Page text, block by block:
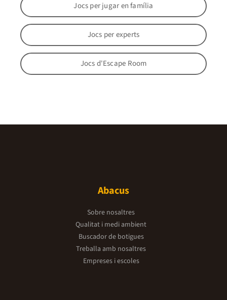
Jocs per jugar en família
Jocs per experts
Jocs d'Escape Room
Abacus
Sobre nosaltres
Qualitat i medi ambient
Buscador de botigues
Treballa amb nosaltres
Empreses i escoles